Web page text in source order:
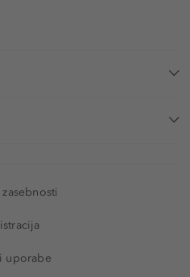
uporabe